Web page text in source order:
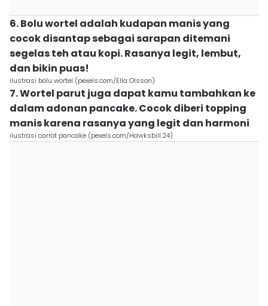
6. Bolu wortel adalah kudapan manis yang
cocok disantap sebagai sarapan ditemani
segelas teh atau kopi. Rasanya legit, lembut,
dan bikin puas!
ilustrasi bolu wortel (pexels.com/Ella Olsson)
7. Wortel parut juga dapat kamu tambahkan ke
dalam adonan pancake. Cocok diberi topping
manis karena rasanya yang legit dan harmoni
ilustrasi carrot pancake (pexels.com/Hawksbill.24)